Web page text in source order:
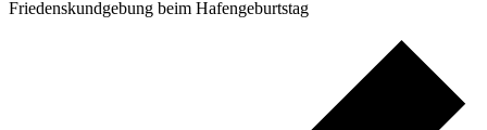
Friedenskundgebung beim Hafengeburtstag